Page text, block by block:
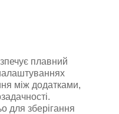
плавний
між додатками,
для зберігання